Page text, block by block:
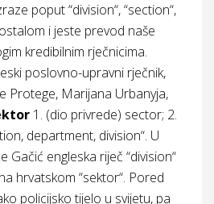
poput “division“, “section“,
i jeste prevod naše
kredibilnim rječnicima.
poslovno-upravni rječnik,
Protege, Marijana Urbanyja,
1. (dio privrede) sector; 2.
department, division“. U
Gačić engleska riječ “division“
hrvatskom “sektor“. Pored
policijsko tijelo u svijetu, pa